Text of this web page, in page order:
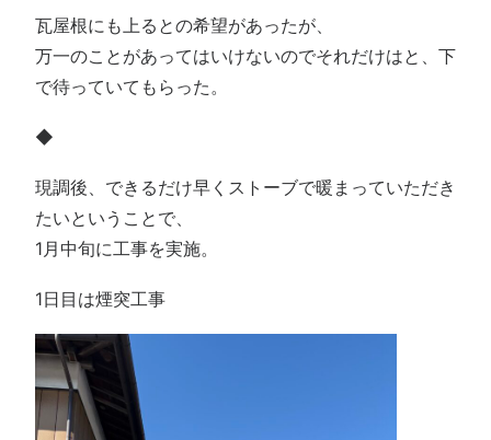
瓦屋根にも上るとの希望があったが、
万一のことがあってはいけないのでそれだけはと、下
で待っていてもらった。
◆
現調後、できるだけ早くストーブで暖まっていただき
たいということで、
1月中旬に工事を実施。
1日目は煙突工事